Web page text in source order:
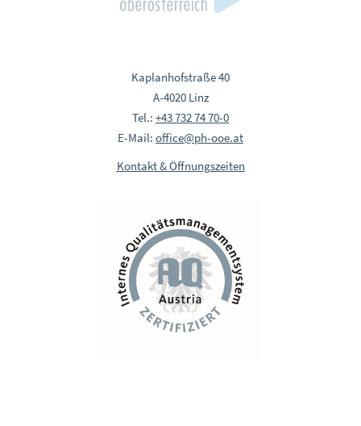
Kaplanhofstraße 40
A-4020 Linz
Tel.: +43 732 74 70-0
E-Mail: office@ph-ooe.at
Kontakt & Öffnungszeiten